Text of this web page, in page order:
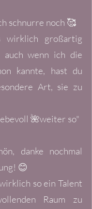
schnurre noch 🥰
wirklich großartig
auch wenn ich die
kannte, hast du
Art, sie zu
🌺weiter so"
danke nochmal
😊
so ein Talent
Raum zu